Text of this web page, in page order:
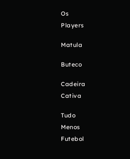
Os
Players
Matula
Buteco
Cadeira
Cativa
Tudo
Menos
Futebol